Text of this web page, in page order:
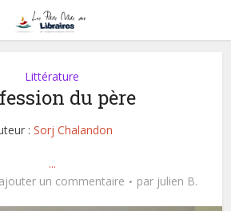
Littérature
du père
: Sorj Chalandon
...
ajouter un commentaire par julien B.